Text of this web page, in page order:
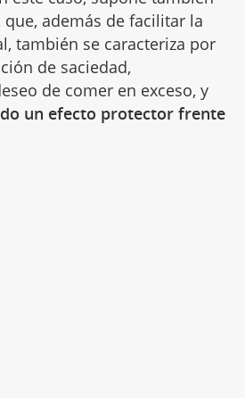
además de facilitar la
también se caracteriza por
de saciedad,
de comer en exceso, y
un efecto protector frente